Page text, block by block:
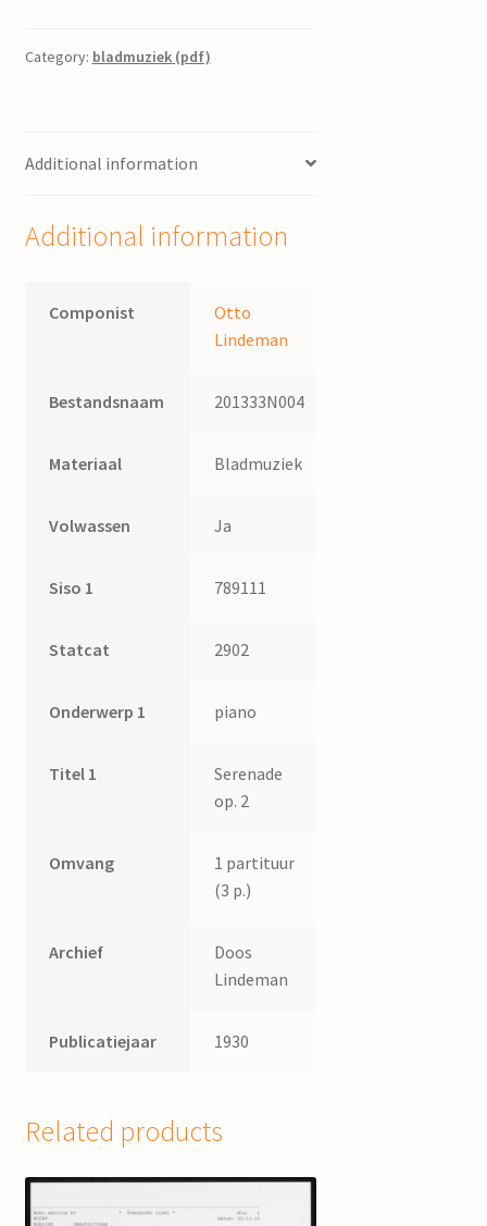
voor
O.
Category: bladmuziek (pdf)
Additional information
Additional information
Componist
Otto
Lindeman
Bestandsnaam 201333N004
Materiaal Bladmuziek
Volwassen Ja
Siso 1 789111
Statcat 2902
Onderwerp 1 piano
Titel 1
Serenade
op. 2
Omvang
1 partituur
(3 p.)
Archief
Doos
Lindeman
Publicatiejaar 1930
Related products